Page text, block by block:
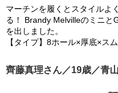
マーチンを履くとスタイルよ
る！ Brandy Melvilleのミニと
を出しました。
【タイプ】8ホール×厚底×ス
齊藤真理さん／19歳／青